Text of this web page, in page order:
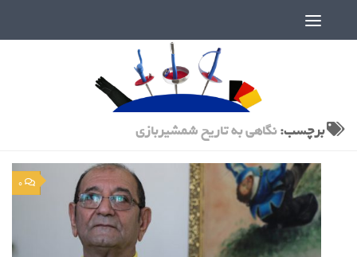
برچسب:نگاهی به تاریخ شمشیربازی
0